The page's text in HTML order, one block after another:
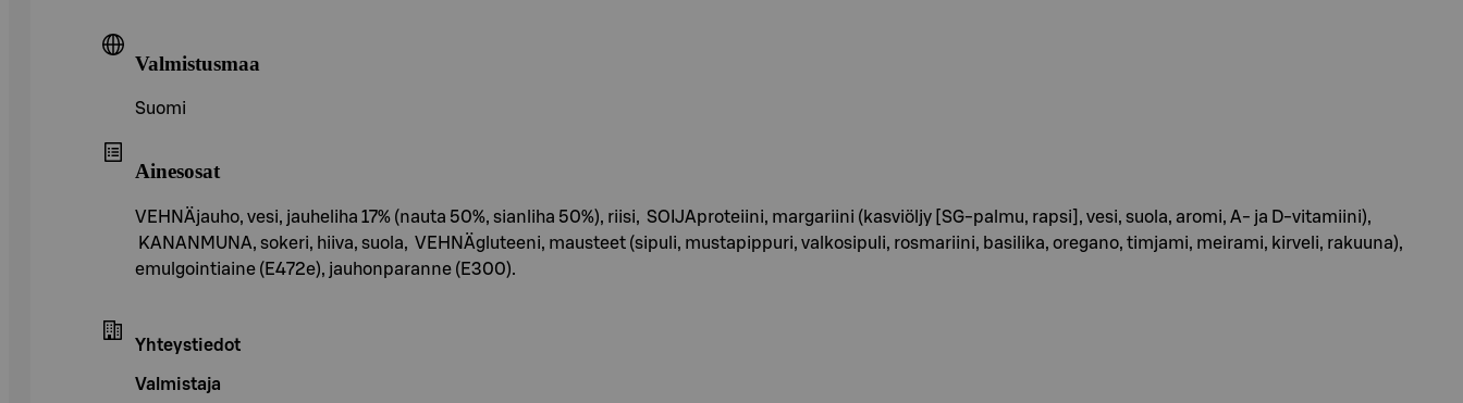
Valmistusmaa
Suomi
Ainesosat
VEHNÄjauho, vesi, jauheliha 17% (nauta 50%, sianliha 50%), riisi, SOIJAproteiini, margariini (kasviöljy [SG-palmu, rapsi], vesi, suola, aromi, A- ja D-vitamiini),
KANANMUNA, sokeri, hiiva, suola, VEHNÄgluteeni, mausteet (sipuli, mustapippuri, valkosipuli, rosmariini, basilika, oregano, timjami, meirami, kirveli, rakuuna),
emulgointiaine (E472e), jauhonparanne (E300).
Yhteystiedot
Valmistaja